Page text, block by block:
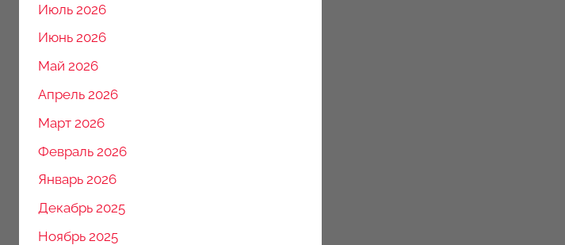
Июль 2026
Июнь 2026
Май 2026
Апрель 2026
Март 2026
Февраль 2026
Январь 2026
Декабрь 2025
Ноябрь 2025